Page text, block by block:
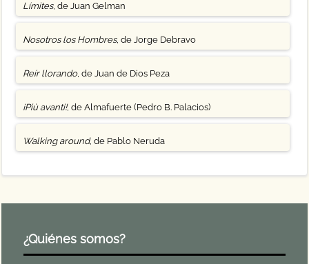
Límites, de Juan Gelman
Nosotros los Hombres, de Jorge Debravo
Reír llorando, de Juan de Dios Peza
¡Più avanti!, de Almafuerte (Pedro B. Palacios)
Walking around, de Pablo Neruda
¿Quiénes somos?